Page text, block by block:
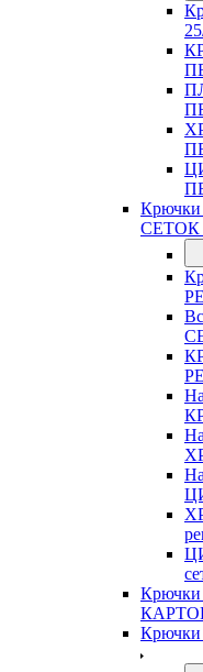
СЕТОК
Крючки